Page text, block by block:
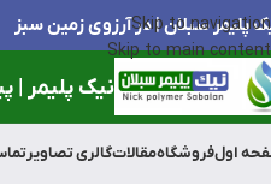
Skip to navigation
Skip to main content
پلیمر سبلان | در آرزوی زمین سبز
نیک پلیمر |
اولفروشگاهمقالاتگالری تصاویر